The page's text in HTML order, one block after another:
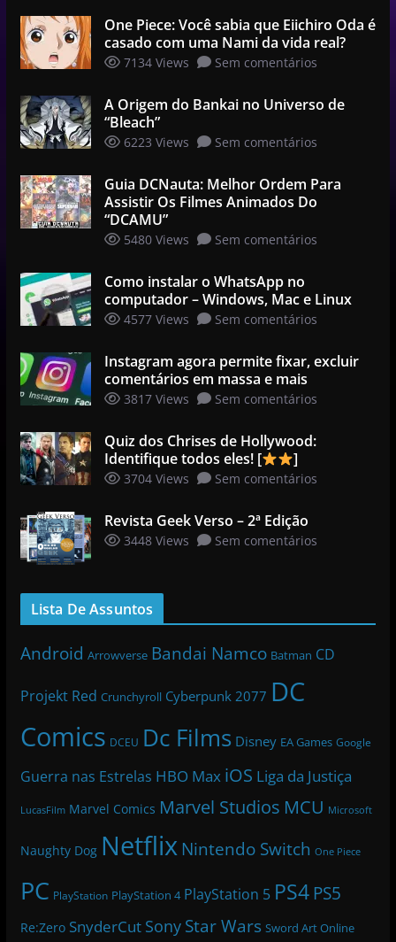
One Piece: Você sabia que Eiichiro Oda é
casado com uma Nami da vida real?
7134 Views Sem comentários
A Origem do Bankai no Universo de
“Bleach”
6223 Views Sem comentários
Guia DCNauta: Melhor Ordem Para
Assistir Os Filmes Animados Do
“DCAMU”
5480 Views Sem comentários
Como instalar o WhatsApp no
computador – Windows, Mac e Linux
4577 Views Sem comentários
Instagram agora permite fixar, excluir
comentários em massa e mais
3817 Views Sem comentários
Quiz dos Chrises de Hollywood:
Identifique todos eles! [
]
3704 Views Sem comentários
Revista Geek Verso – 2ª Edição
3448 Views Sem comentários
Lista De Assuntos
Android Arrowverse Bandai Namco Batman CD
Projekt Red Crunchyroll Cyberpunk 2077 DC
Comics DCEU Dc Films Disney EA Games Google
Guerra nas Estrelas HBO Max iOS Liga da Justiça
LucasFilm Marvel Comics Marvel Studios MCU Microsoft
Naughty Dog Netflix Nintendo Switch One Piece
PC PlayStation PlayStation 4 PlayStation 5 PS4 PS5
Re:Zero SnyderCut Sony Star Wars Sword Art Online